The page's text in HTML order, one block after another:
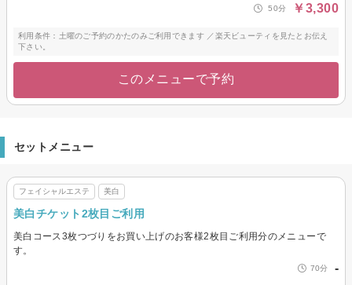
50分 ￥3,300
利用条件：土曜のご予約のかたのみご利用できます ／楽天ビューティを見たとお伝え
下さい。
このメニューで予約
セットメニュー
フェイシャルエステ 美白
美白チケット2枚目ご利用
美白コース3枚つづりをお買い上げのお客様2枚目ご利用分のメニューで
す。
70分 -